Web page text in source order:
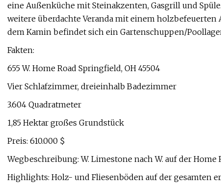
eine Außenküche mit Steinakzenten, Gasgrill und
weitere überdachte Veranda mit einem
dem Kamin befindet sich ein Gartenschuppen/
Fakten:
655 W. Home Road Springfield, OH 45504
Vier Schlafzimmer, dreieinhalb Badezimmer
3.604 Quadratmeter
1,85 Hektar großes Grundstück
Preis: 610.000 $
Wegbeschreibung: W. Limestone nach W. auf der Home
Highlights: Holz- und Fliesenböden auf der gesamten